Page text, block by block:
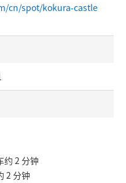
cn/spot/kokura-castle
约 2 分钟
2 分钟